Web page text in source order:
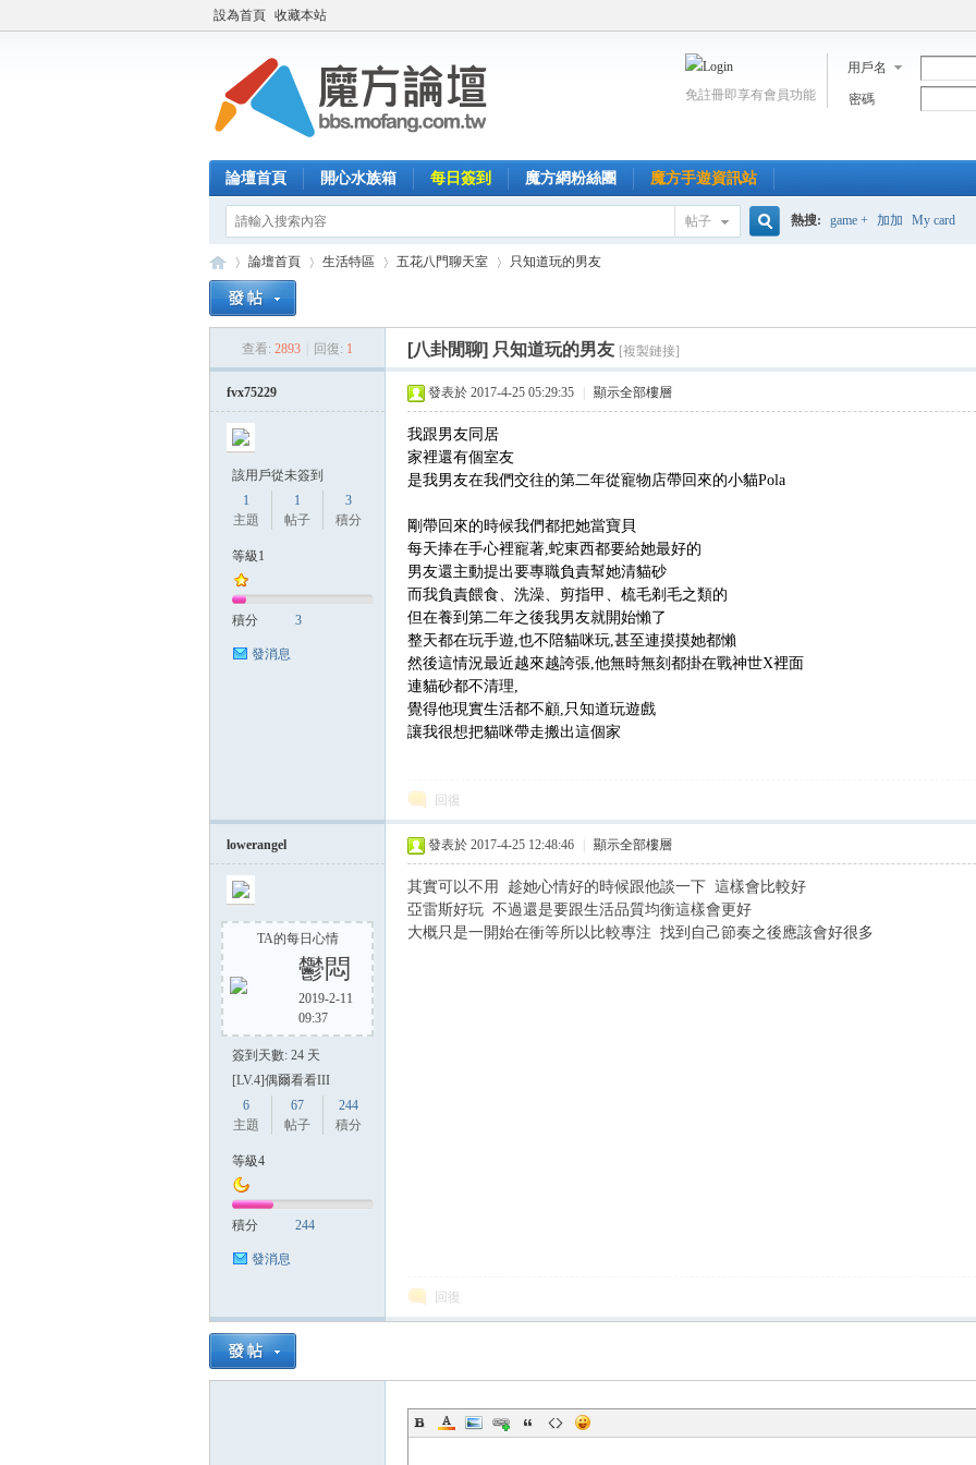
設為首頁 收藏本站
用戶名
密碼
免註冊即享有會員功能
論壇首頁 開心水族箱 每日簽到 魔方網粉絲團 魔方手遊資訊站
帖子 熱搜: game + 加加 My card
論壇首頁 生活特區 五花八門聊天室 只知道玩的男友
查看: 2893 回復: 1 [八卦閒聊] 只知道玩的男友 [複製鏈接]
fvx75229
該用戶從未簽到
1
主題
1
帖子
3
積分
等級1
積分 3
發消息
發表於 2017-4-25 05:29:35 顯示全部樓層
我跟男友同居
家裡還有個室友
是我男友在我們交往的第二年從寵物店帶回來的小貓Pola
剛帶回來的時候我們都把她當寶貝
每天捧在手心裡寵著,蛇東西都要給她最好的
男友還主動提出要專職負責幫她清貓砂
而我負責餵食、洗澡、剪指甲、梳毛剃毛之類的
但在養到第二年之後我男友就開始懶了
整天都在玩手遊,也不陪貓咪玩,甚至連摸摸她都懶
然後這情況最近越來越誇張,他無時無刻都掛在戰神世X裡面
連貓砂都不清理,
覺得他現實生活都不顧,只知道玩遊戲
讓我很想把貓咪帶走搬出這個家
回復
lowerangel
TA的每日心情
鬱悶
2019-2-11
09:37
簽到天數: 24 天
[LV.4]偶爾看看III
6
主題
67
帖子
244
積分
等級4
積分 244
發消息
發表於 2017-4-25 12:48:46 顯示全部樓層
其實可以不用 趁她心情好的時候跟他談一下 這樣會比較好
亞雷斯好玩 不過還是要跟生活品質均衡這樣會更好
大概只是一開始在衝等所以比較專注 找到自己節奏之後應該會好很多
回復